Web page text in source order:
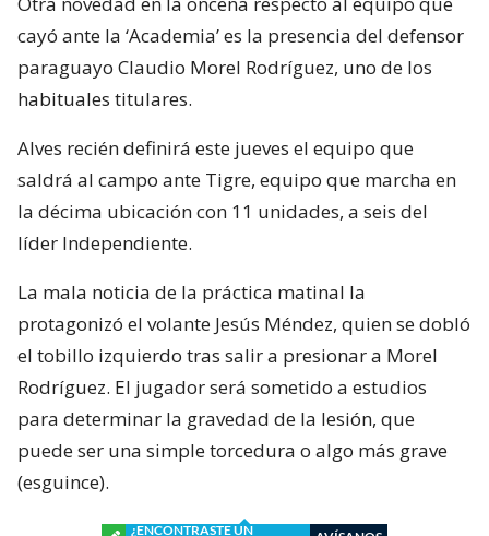
cayó ante la ‘Academia’ es la presencia del defensor
paraguayo Claudio Morel Rodríguez, uno de los
habituales titulares.
Alves recién definirá este jueves el equipo que
saldrá al campo ante Tigre, equipo que marcha en
la décima ubicación con 11 unidades, a seis del
líder Independiente.
La mala noticia de la práctica matinal la
protagonizó el volante Jesús Méndez, quien se dobló
el tobillo izquierdo tras salir a presionar a Morel
Rodríguez. El jugador será sometido a estudios
para determinar la gravedad de la lesión, que
puede ser una simple torcedura o algo más grave
(esguince).
¿ENCONTRASTE UN